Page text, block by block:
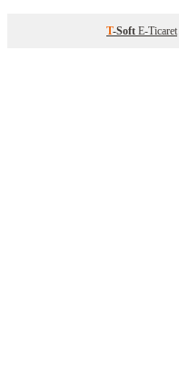
T-Soft E-Ticaret